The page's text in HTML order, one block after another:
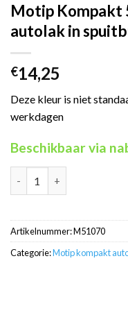
Motip Kompakt
autolak in
€14,25
Deze kleur is niet
werkdagen
Beschikbaar via
Motip Kompakt 51070
Artikelnummer:M51070
Categorie:Motip kompakt